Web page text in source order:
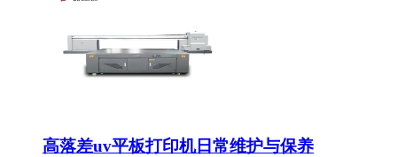
高落差uv平板打印机日常维护与保养